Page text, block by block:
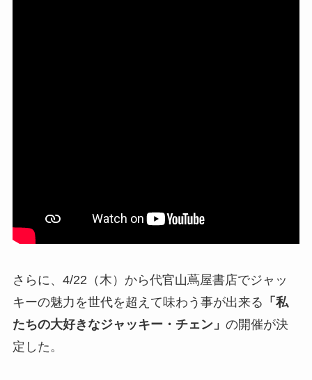
さらに、4/22（木）から代官山蔦屋書店でジャッ
キーの魅力を世代を超えて味わう事が出来る 「私
たちの大好きなジャッキー・チェン」 の開催が決
定した。